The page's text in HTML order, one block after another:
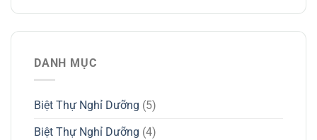
DANH MỤC
Biệt Thự Nghỉ Dưỡng (5)
Biệt Thự Nghỉ Dưỡng (4)